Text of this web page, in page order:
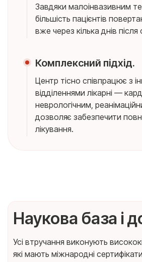
Завдяки малоінвазивним
більшість пацієнтів
вже через кілька днів після
Комплексний підхід.
Центр тісно співпрацює з
відділеннями лікарні —
неврологічним,
дозволяє забезпечити
лікування.
Наукова база і
Усі втручання виконують
які мають міжнародні